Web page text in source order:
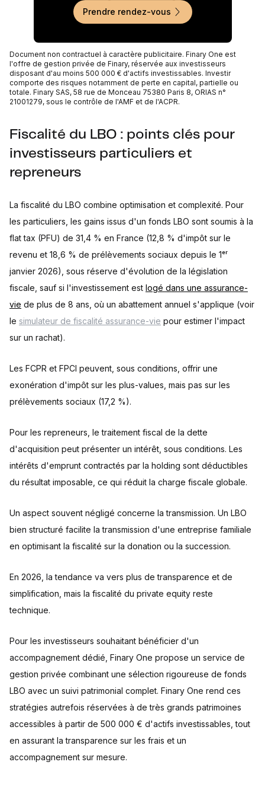
Prendre rendez-vous
Document non contractuel à caractère publicitaire. Finary One est
l'offre de gestion privée de Finary, réservée aux investisseurs
disposant d'au moins 500 000 € d'actifs investissables. Investir
comporte des risques notamment de perte en capital, partielle ou
totale. Finary SAS, 58 rue de Monceau 75380 Paris 8, ORIAS n°
21001279, sous le contrôle de l'AMF et de l'ACPR.
Fiscalité du LBO : points clés pour
investisseurs particuliers et
repreneurs
La fiscalité du LBO combine optimisation et complexité. Pour
les particuliers, les gains issus d'un fonds LBO sont soumis à la
flat tax (PFU) de 31,4 % en France (12,8 % d'impôt sur le
revenu et 18,6 % de prélèvements sociaux depuis le 1ᵉʳ
janvier 2026), sous réserve d'évolution de la législation
fiscale, sauf si l'investissement est logé dans une assurance-
vie de plus de 8 ans, où un abattement annuel s'applique (voir
le simulateur de fiscalité assurance-vie pour estimer l'impact
sur un rachat).
Les FCPR et FPCI peuvent, sous conditions, offrir une
exonération d'impôt sur les plus-values, mais pas sur les
prélèvements sociaux (17,2 %).
Pour les repreneurs, le traitement fiscal de la dette
d'acquisition peut présenter un intérêt, sous conditions. Les
intérêts d'emprunt contractés par la holding sont déductibles
du résultat imposable, ce qui réduit la charge fiscale globale.
Un aspect souvent négligé concerne la transmission. Un LBO
bien structuré facilite la transmission d'une entreprise familiale
en optimisant la fiscalité sur la donation ou la succession.
En 2026, la tendance va vers plus de transparence et de
simplification, mais la fiscalité du private equity reste
technique.
Pour les investisseurs souhaitant bénéficier d'un
accompagnement dédié, Finary One propose un service de
gestion privée combinant une sélection rigoureuse de fonds
LBO avec un suivi patrimonial complet. Finary One rend ces
stratégies autrefois réservées à de très grands patrimoines
accessibles à partir de 500 000 € d'actifs investissables, tout
en assurant la transparence sur les frais et un
accompagnement sur mesure.